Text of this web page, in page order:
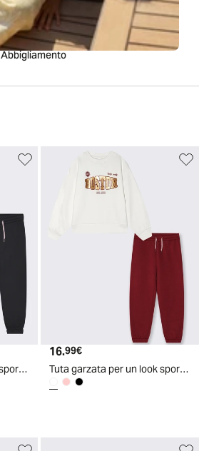
Abbigliamento
Tuta garzata per un look sportivo chic - Rosa
Prezzo attuale
16.99€
Tuta garzata per un look sportivo chic - Bianco